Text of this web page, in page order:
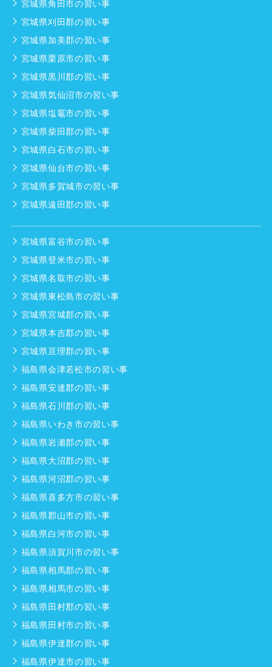
宮城県角田市の習い事
宮城県刈田郡の習い事
宮城県加美郡の習い事
宮城県栗原市の習い事
宮城県黒川郡の習い事
宮城県気仙沼市の習い事
宮城県塩竈市の習い事
宮城県柴田郡の習い事
宮城県白石市の習い事
宮城県仙台市の習い事
宮城県多賀城市の習い事
宮城県遠田郡の習い事
宮城県富谷市の習い事
宮城県登米市の習い事
宮城県名取市の習い事
宮城県東松島市の習い事
宮城県宮城郡の習い事
宮城県本吉郡の習い事
宮城県亘理郡の習い事
福島県会津若松市の習い事
福島県安達郡の習い事
福島県石川郡の習い事
福島県いわき市の習い事
福島県岩瀬郡の習い事
福島県大沼郡の習い事
福島県河沼郡の習い事
福島県喜多方市の習い事
福島県郡山市の習い事
福島県白河市の習い事
福島県須賀川市の習い事
福島県相馬郡の習い事
福島県相馬市の習い事
福島県田村郡の習い事
福島県田村市の習い事
福島県伊達郡の習い事
福島県伊達市の習い事